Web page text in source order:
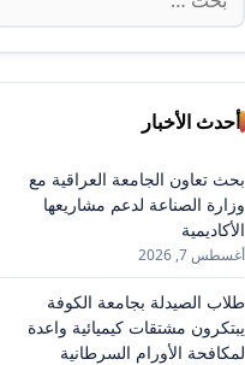
عن:
أحدث الأخبار
بحث تعاون الجامعة العراقية مع
وزارة الصناعة لدعم مشاريعها
الأكاديمية
أغسطس 7, 2026
طلاب الصيدلة بجامعة الكوفة
يبتكرون مشتقات كيميائية واعدة
لمكافحة الأورام السرطانية